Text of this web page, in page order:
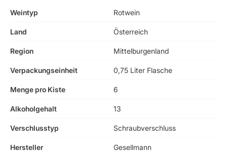
Weintyp Rotwein
Land Österreich
Region Mittelburgenland
Verpackungseinheit 0,75 Liter Flasche
Menge pro Kiste 6
Alkoholgehalt 13
Verschlusstyp Schraubverschluss
Hersteller Gesellmann